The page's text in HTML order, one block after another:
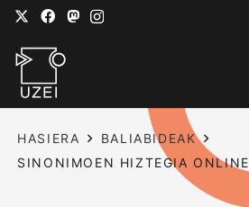
HASIERA
BALIABIDEAK
SINONIMOEN HIZTEGIA ONLINE